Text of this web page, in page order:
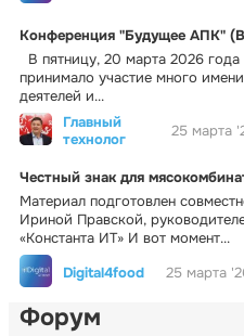
Конференция "Будущее АПК"
В пятницу, 20 марта 2026
принимало участие много
деятелей и...
Главный
технолог
25 марта
Честный знак для
Материал подготовлен
Ириной Правской,
«Константа ИТ» И вот момент...
Digital4food
25 марта
Форум